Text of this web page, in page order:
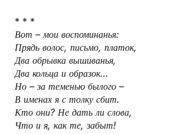
* * *
Вот – мои воспоминанья:
Прядь волос, письмо, платок,
Два обрывка вышиванья,
Два кольца и образок…
Но – за теменью былого –
В именах я с толку сбит.
Кто они? Не дать ли слова,
Что и я, как те, забыт!